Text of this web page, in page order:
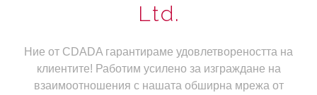
Ltd.
Ние от CDADA гарантираме удовлетвореността на
клиентите! Работим усилено за изграждане на
взаимоотношения с нашата обширна мрежа от